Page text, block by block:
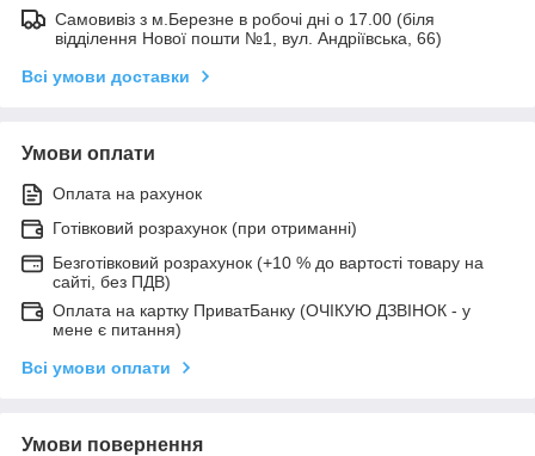
Самовивіз з м.Березне в робочі дні о 17.00 (біля
відділення Нової пошти №1, вул. Андріївська, 66)
Всі умови доставки
Умови оплати
Оплата на рахунок
Готівковий розрахунок (при отриманні)
Безготівковий розрахунок (+10 % до вартості товару на
сайті, без ПДВ)
Оплата на картку ПриватБанку (ОЧІКУЮ ДЗВІНОК - у
мене є питання)
Всі умови оплати
Умови повернення